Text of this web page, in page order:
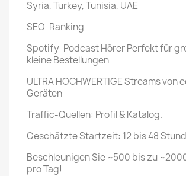
Syria, Turkey, Tunisia, UAE
SEO-Ranking
Spotify-Podcast Hörer Perfekt für
kleine Bestellungen
ULTRA HOCHWERTIGE Streams von
Geräten
Traffic-Quellen: Profil & Katalog.
Geschätzte Startzeit: 12 bis 48
Beschleunigen Sie ~500 bis zu
pro Tag!